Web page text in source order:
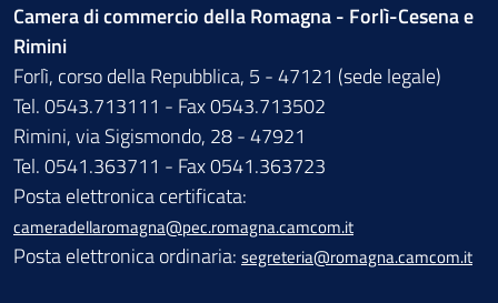
Camera di commercio della Romagna - Forlì-Cesena e
Rimini
Forlì, corso della Repubblica, 5 - 47121 (sede legale)
Tel. 0543.713111 - Fax 0543.713502
Rimini, via Sigismondo, 28 - 47921
Tel. 0541.363711 - Fax 0541.363723
Posta elettronica certificata:
cameradellaromagna@pec.romagna.camcom.it
Posta elettronica ordinaria: segreteria@romagna.camcom.it